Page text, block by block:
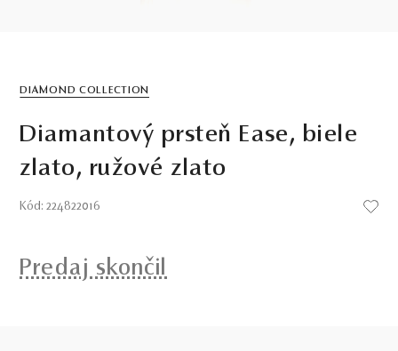
DIAMOND COLLECTION
Diamantový prsteň Ease, biele
zlato, ružové zlato
Kód: 224822016
Predaj skončil